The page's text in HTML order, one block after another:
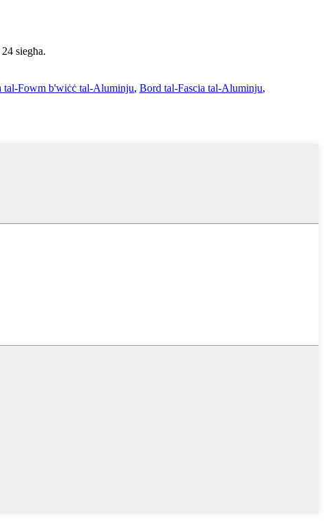
siegħa.
tal-Fowm b'wiċċ tal-Aluminju, Bord tal-Fascia tal-Aluminju,